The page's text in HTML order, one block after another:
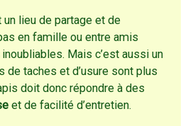
lieu de partage et de
en famille ou entre amis
Mais c’est aussi un
de taches et d’usure sont plus
doit donc répondre à des
et de facilité d’entretien.